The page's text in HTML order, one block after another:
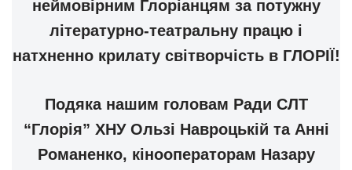
неймовірним Глоріанцям за потужну
літературно-театральну працю і
натхненно крилату світворчість в ГЛОРІЇ!
Подяка нашим головам Ради СЛТ
“Глорія” ХНУ Ользі Навроцькій та Анні
Романенко, кінооператорам Назару